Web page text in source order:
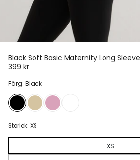
Black Soft Basic Maternity Long Sleeve
399 kr
Färg: Black
Storlek: XS
XS